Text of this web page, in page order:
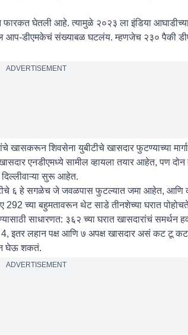
घेतली आहे. त्यामुळे २०२३ ला इंडिया आघाडीच्या
आप-डीएमकेचं संख्याबळ घटलंय. म्हणजेच २३० पैकी
ADVERTISEMENT
खासकरून शिवसेना युबीटीचे खासदार फुटण्याच्या
एनडीएमध्ये सामील व्हायला तयार आहेत, पण
सुरू आहेत.
६ हे सगळेच जे जवळपास फुटल्यात जमा आहेत, आणि
292 च्या बहुमतावरून थेट साडे तीनशेच्या घरात
साधारणत: ३६२ च्या घरात खासदारांचं समर्थन
इतर लहान पक्ष आणि ७ अपक्ष खासदार असं कट टू
घेऊ शकतं.
ADVERTISEMENT